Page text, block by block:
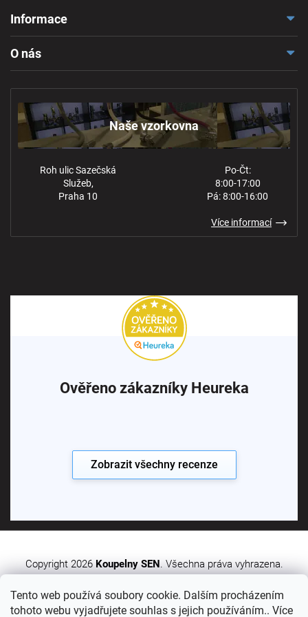
Tento web používá soubory cookie. Dalším procházením
tohoto webu vyjadřujete souhlas s jejich používáním.. Více
Informace
Ochrana osobních údajů
O nás
Naše vzorkovna
Roh ulic Sazečská
Služeb,
Praha 10
Po-Čt:
8:00-17:00
Pá: 8:00-16:00
Více informací
Ověřeno zákazníky Heureka
Zobrazit všechny recenze
Vytvořil Shoptet Premium
Copyright 2026 Koupelny SEN . Všechna práva vyhrazena.